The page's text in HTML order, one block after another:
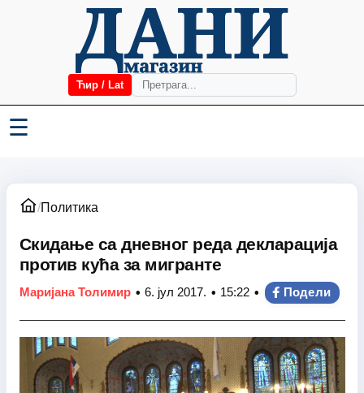
Ћир / Lat
☰
/Политика
Скидање са дневног реда декларација
против кућа за мигранте
Маријана Толимир • 6. јул 2017. • 15:22 • Подели